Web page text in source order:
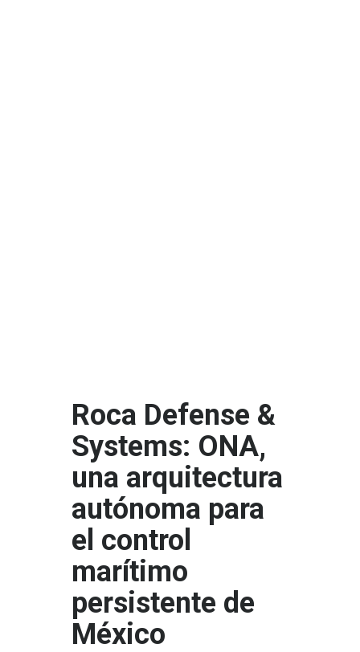
Roca Defense &
Systems: ONA,
una arquitectura
autónoma para
el control
marítimo
persistente de
México